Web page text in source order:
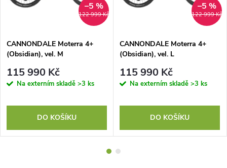
122 999 Kč
–5 %
CANNONDALE Moterra 4+
(Obsidian), vel. M
115 990 Kč
Na externím skladě >3 ks
DO KOŠÍKU
122 999 Kč
–5 %
CANNONDALE Moterra 4+
(Obsidian), vel. L
115 990 Kč
Na externím skladě >3 ks
DO KOŠÍKU